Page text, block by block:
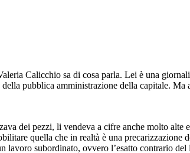
Calicchio sa di cosa parla. Lei è una
pubblica amministrazione della capitale. Ma
dei pezzi, li vendeva a cifre anche molto alte
quella che in realtà è una precarizzazione
lavoro subordinato, ovvero l’esatto contrario